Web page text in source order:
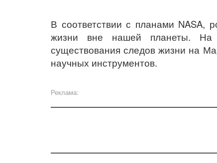
В соответствии с планами NASA,
жизни вне нашей планеты. На
существования следов жизни на
научных инструментов.
Реклама: